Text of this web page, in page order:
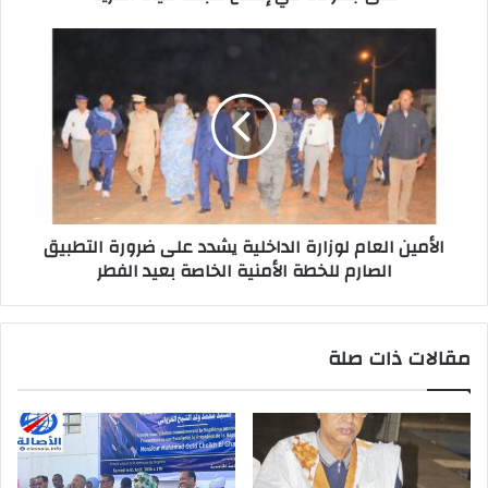
الأمين العام لوزارة الداخلية يشدد على ضرورة التطبيق
الصارم للخطة الأمنية الخاصة بعيد الفطر
مقالات ذات صلة